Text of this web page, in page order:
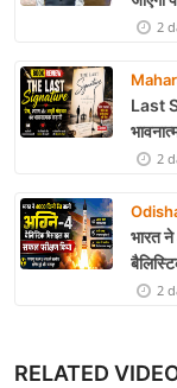
2
Last
2
भारत
2
RELATED